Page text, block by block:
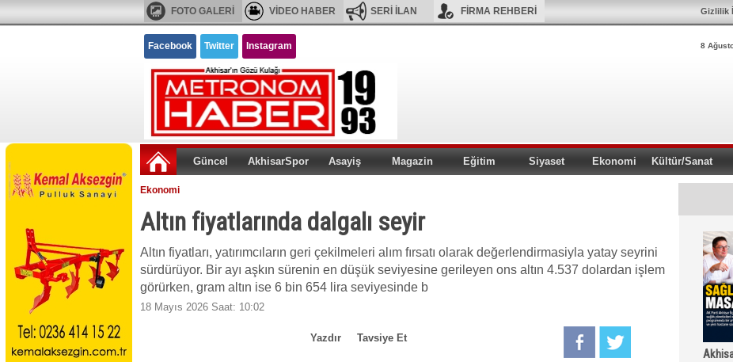
FOTO GALERİ VİDEO HABER SERİ İLAN FİRMA REHBERİ Gizlilik
Facebook Twitter Instagram 8
Güncel AkhisarSpor Asayiş Magazin Eğitim Siyaset Ekonomi Kültür/Sanat
Ekonomi
Altın fiyatlarında dalgalı seyir
Altın fiyatları, yatırımcıların geri çekilmeleri alım fırsatı olarak değerlendirmasiyla yatay seyrini
sürdürüyor. Bir ayı aşkın sürenin en düşük seviyesine gerileyen ons altın 4.537 dolardan işlem
görürken, gram altın ise 6 bin 654 lira seviyesinde b
18 Mayıs 2026 Saat: 10:02
Tavsiye Et
Yazdır